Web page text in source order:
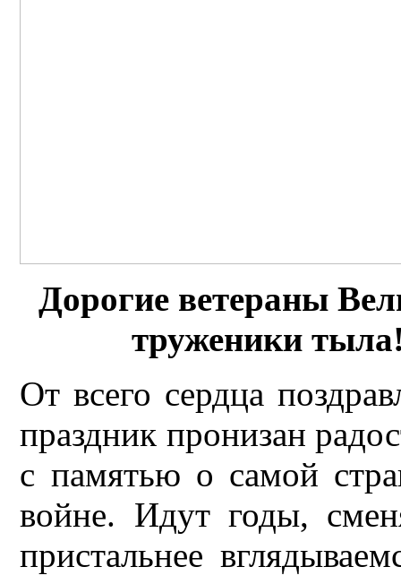
Дорогие ветераны
труженики
От всего сердца
праздник пронизан
с памятью о самой
войне. Идут годы,
пристальнее